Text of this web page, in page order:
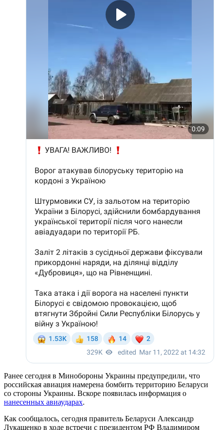
Ранее сегодня в Минобороны Украины предупредили, что
российская авиация намерена бомбить территорию Беларуси
со стороны Украины. Вскоре появилась информация о
нанесенных авиаударах.
Как сообщалось, сегодня правитель Беларуси Александр
Лукашенко в ходе встречи с президентом РФ Владимиром